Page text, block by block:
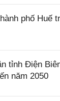
phố
tỉnh Điện
năm 2050